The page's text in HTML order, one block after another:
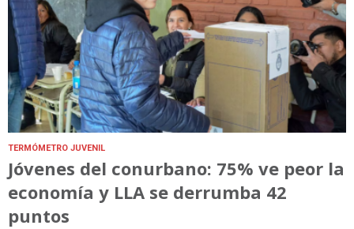
TERMÓMETRO JUVENIL
Jóvenes del conurbano: 75% ve peor la
economía y LLA se derrumba 42
puntos